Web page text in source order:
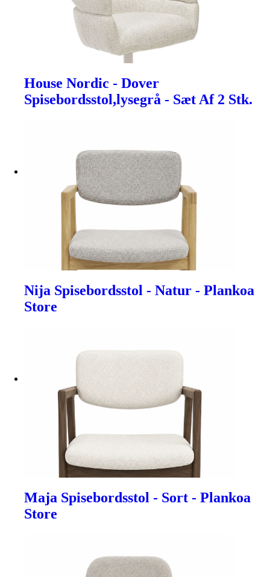
House Nordic - Dover
Spisebordsstol,lysegrå - Sæt Af 2 Stk.
Nija Spisebordsstol - Natur - Plankoa
Store
Maja Spisebordsstol - Sort - Plankoa
Store